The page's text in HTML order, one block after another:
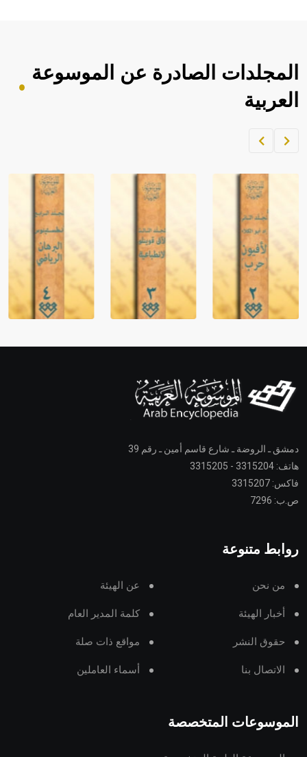
المجلدات الصادرة عن الموسوعة
العربية
دمشق ـ الروضة ـ شارع قاسم أمين ـ رقم 39
هاتف: 3315204 - 3315205
فاكس: 3315207
ص.ب: 7296
روابط متنوعة
من نحن عن الهيئة
أخبار الهيئة كلمة المدير العام
حقوق النشر مواقع ذات صلة
الاتصال بنا أسماء العاملين
الموسوعات المتخصصة